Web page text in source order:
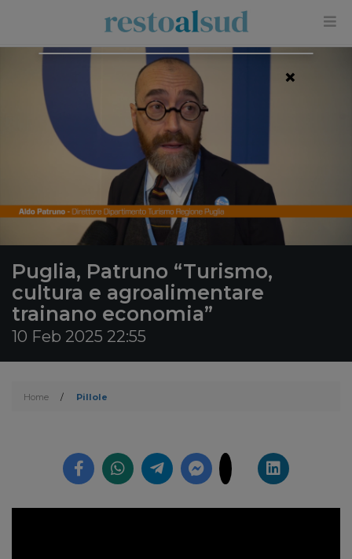
Puglia, Patruno “Turismo,
cultura e agroalimentare
trainano economia”
10 Feb 2025 22:55
Home / Pillole
×